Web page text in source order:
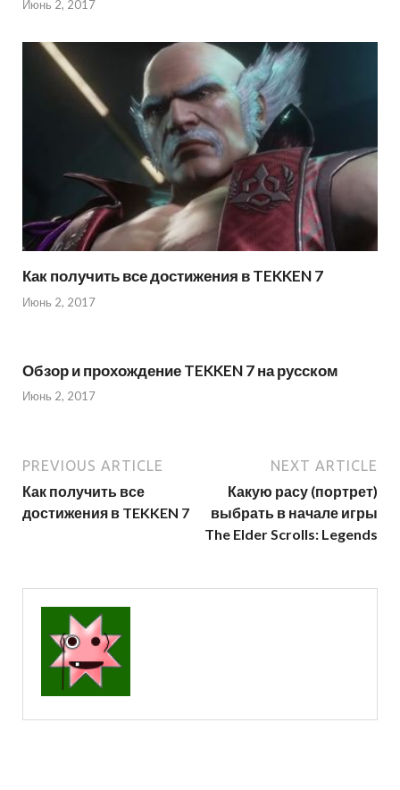
Июнь 2, 2017
Как получить все достижения в TEKKEN 7
Июнь 2, 2017
Обзор и прохождение TEKKEN 7 на русском
Июнь 2, 2017
PREVIOUS ARTICLE
Как получить все
достижения в TEKKEN 7
NEXT ARTICLE
Какую расу (портрет)
выбрать в начале игры
The Elder Scrolls: Legends